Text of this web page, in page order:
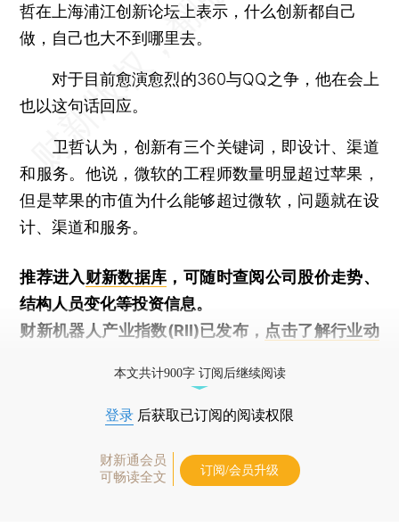
哲在上海浦江创新论坛上表示，什么创新都自己
做，自己也大不到哪里去。
对于目前愈演愈烈的360与QQ之争，他在会上
也以这句话回应。
卫哲认为，创新有三个关键词，即设计、渠道
和服务。他说，微软的工程师数量明显超过苹果，
但是苹果的市值为什么能够超过微软，问题就在设
计、渠道和服务。
推荐进入财新数据库 ，可随时查阅公司股价走势、
结构人员变化等投资信息。
财新机器人产业指数(RII)已发布， 点击了解行业动
本文共计900字 订阅后继续阅读
登录 后获取已订阅的阅读权限
财新通会员
可畅读全文
订阅/会员升级